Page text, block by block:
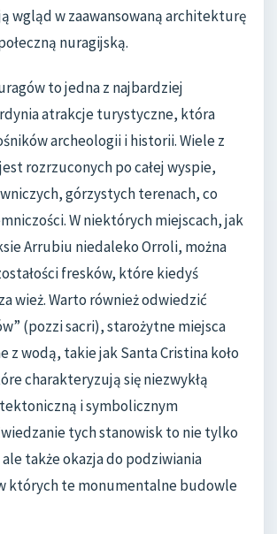
wgląd w zaawansowaną architekturę
nuragijską.
to jedna z najbardziej
atrakcje turystyczne, która
archeologii i historii. Wiele z
rozrzuconych po całej wyspie,
górzystych terenach, co
W niektórych miejscach, jak
Arrubiu niedaleko Orroli, można
fresków, które kiedyś
wież. Warto również odwiedzić
(pozzi sacri), starożytne miejsca
z wodą, takie jak Santa Cristina koło
charakteryzują się niezwykłą
i symbolicznym
tych stanowisk to nie tylko
także okazja do podziwiania
których te monumentalne budowle